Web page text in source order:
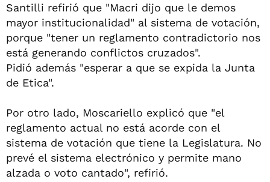
Santilli refirió que "Macri dijo que le demos
mayor institucionalidad" al sistema de votación,
porque "tener un reglamento contradictorio nos
está generando conflictos cruzados".
Pidió además "esperar a que se expida la Junta
de Etica".
Por otro lado, Moscariello explicó que "el
reglamento actual no está acorde con el
sistema de votación que tiene la Legislatura. No
prevé el sistema electrónico y permite mano
alzada o voto cantado", refirió.